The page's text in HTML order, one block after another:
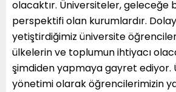
olacaktır. Üniversiteler, geleceğe
perspektifi olan kurumlardır.
yetiştirdiğimiz üniversite
ülkelerin ve toplumun ihtiyacı
şimdiden yapmaya gayret ediyor.
yönetimi olarak öğrencilerimizin